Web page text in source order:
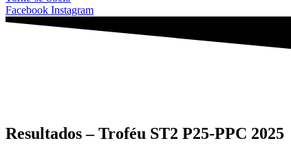
Facebook Instagram
Resultados – Troféu ST2 P25-PPC 2025